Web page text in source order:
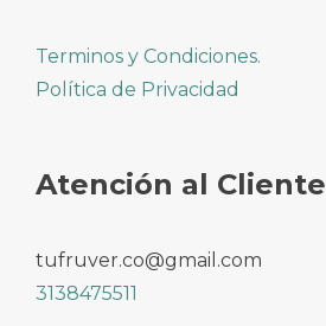
Terminos y Condiciones.
Política de Privacidad
Atención al Cliente
tufruver.co@gmail.com
3138475511